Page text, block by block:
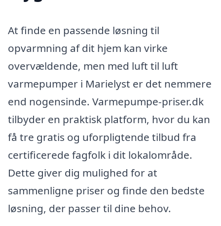
At finde en passende løsning til
opvarmning af dit hjem kan virke
overvældende, men med luft til luft
varmepumper i Marielyst er det nemmere
end nogensinde. Varmepumpe-priser.dk
tilbyder en praktisk platform, hvor du kan
få tre gratis og uforpligtende tilbud fra
certificerede fagfolk i dit lokalområde.
Dette giver dig mulighed for at
sammenligne priser og finde den bedste
løsning, der passer til dine behov.